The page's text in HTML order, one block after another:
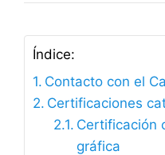
Índice:
Contacto con el
Certificaciones
Certificación
gráfica